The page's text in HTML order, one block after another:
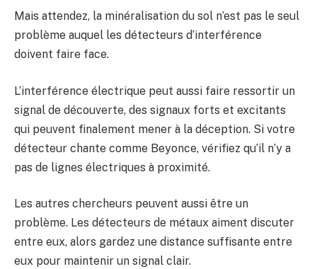
Mais attendez, la minéralisation du sol n’est pas le seul
problème auquel les détecteurs d’interférence
doivent faire face.
L’interférence électrique peut aussi faire ressortir un
signal de découverte, des signaux forts et excitants
qui peuvent finalement mener à la déception. Si votre
détecteur chante comme Beyonce, vérifiez qu’il n’y a
pas de lignes électriques à proximité.
Les autres chercheurs peuvent aussi être un
problème. Les détecteurs de métaux aiment discuter
entre eux, alors gardez une distance suffisante entre
eux pour maintenir un signal clair.